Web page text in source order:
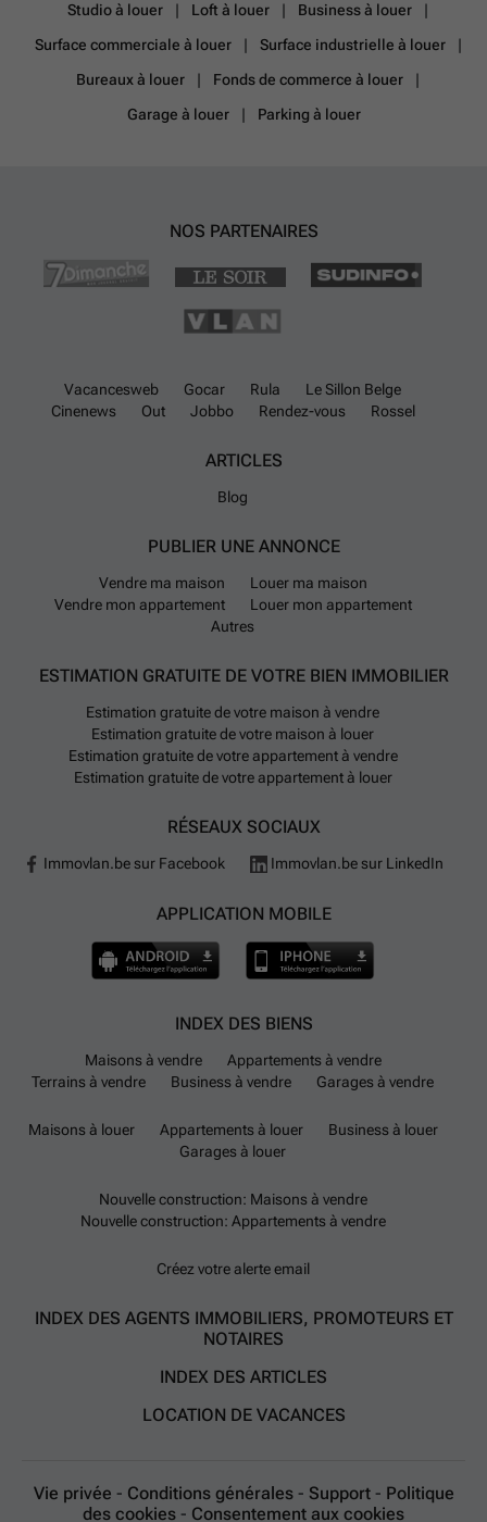
Studio à louer
Loft à louer
Business à louer
Surface commerciale à louer
Surface industrielle à louer
Bureaux à louer
Fonds de commerce à louer
Garage à louer
Parking à louer
NOS PARTENAIRES
Vacancesweb Gocar Rula
Le Sillon Belge
Cinenews
Out Jobbo Rendez-vous Rossel
ARTICLES
Blog
PUBLIER UNE ANNONCE
Vendre ma maison
Louer ma maison
Vendre mon appartement
Louer mon appartement
Autres
ESTIMATION GRATUITE DE VOTRE BIEN IMMOBILIER
Estimation gratuite de votre maison à vendre
Estimation gratuite de votre maison à louer
Estimation gratuite de votre appartement à vendre
Estimation gratuite de votre appartement à louer
RÉSEAUX SOCIAUX
Immovlan.be sur Facebook Immovlan.be sur LinkedIn
APPLICATION MOBILE
INDEX DES BIENS
Maisons à vendre
Appartements à vendre
Terrains à vendre
Business à vendre Garages à vendre
Maisons à louer Appartements à louer
Business à louer
Garages à louer
Nouvelle construction: Maisons à vendre
Nouvelle construction: Appartements à vendre
Créez votre alerte email
INDEX DES AGENTS IMMOBILIERS, PROMOTEURS ET
NOTAIRES
INDEX DES ARTICLES
LOCATION DE VACANCES
Vie privée - Conditions générales - Support - Politique
des cookies - Consentement aux cookies